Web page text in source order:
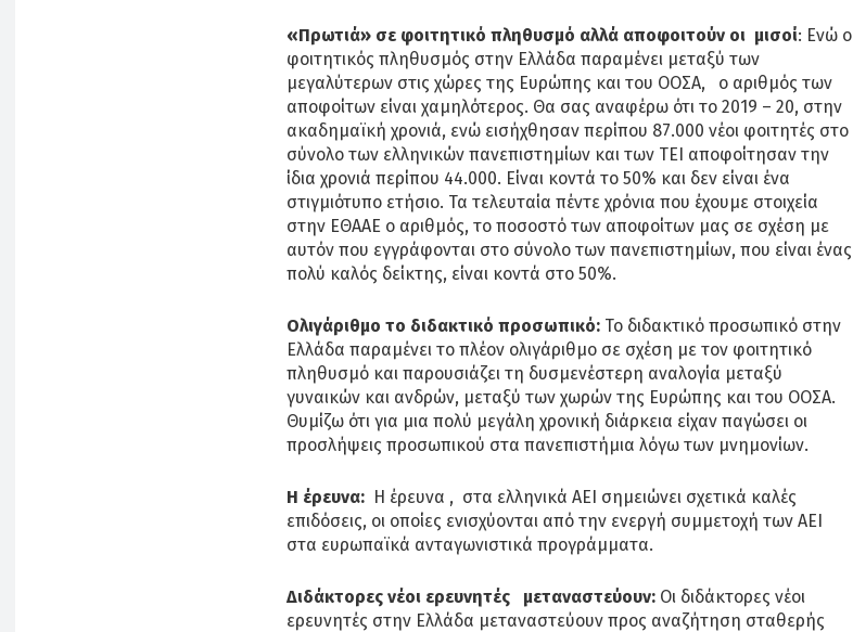
«Πρωτιά» σε φοιτητικό πληθυσμό αλλά αποφοιτούν οι μισοί: Ενώ ο
φοιτητικός πληθυσμός στην Ελλάδα παραμένει μεταξύ των
μεγαλύτερων στις χώρες της Ευρώπης και του ΟΟΣΑ, ο αριθμός των
αποφοίτων είναι χαμηλότερος. Θα σας αναφέρω ότι το 2019 – 20, στην
ακαδημαϊκή χρονιά, ενώ εισήχθησαν περίπου 87.000 νέοι φοιτητές στο
σύνολο των ελληνικών πανεπιστημίων και των ΤΕΙ αποφοίτησαν την
ίδια χρονιά περίπου 44.000. Είναι κοντά το 50% και δεν είναι ένα
στιγμιότυπο ετήσιο. Τα τελευταία πέντε χρόνια που έχουμε στοιχεία
στην ΕΘΑΑΕ ο αριθμός, το ποσοστό των αποφοίτων μας σε σχέση με
αυτόν που εγγράφονται στο σύνολο των πανεπιστημίων, που είναι ένας
πολύ καλός δείκτης, είναι κοντά στο 50%.
Ολιγάριθμο το διδακτικό προσωπικό: Το διδακτικό προσωπικό στην
Ελλάδα παραμένει το πλέον ολιγάριθμο σε σχέση με τον φοιτητικό
πληθυσμό και παρουσιάζει τη δυσμενέστερη αναλογία μεταξύ
γυναικών και ανδρών, μεταξύ των χωρών της Ευρώπης και του ΟΟΣΑ.
Θυμίζω ότι για μια πολύ μεγάλη χρονική διάρκεια είχαν παγώσει οι
προσλήψεις προσωπικού στα πανεπιστήμια λόγω των μνημονίων.
Η έρευνα: Η έρευνα , στα ελληνικά ΑΕΙ σημειώνει σχετικά καλές
επιδόσεις, οι οποίες ενισχύονται από την ενεργή συμμετοχή των ΑΕΙ
στα ευρωπαϊκά ανταγωνιστικά προγράμματα.
Διδάκτορες νέοι ερευνητές μεταναστεύουν: Οι διδάκτορες νέοι
ερευνητές στην Ελλάδα μεταναστεύουν προς αναζήτηση σταθερής